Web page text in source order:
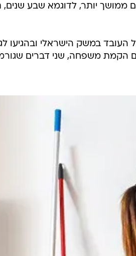
ממושך יותר, לדוגמא שבע
במשק הישראלי ובהגיעו
הקמת משפחה, שני דברים